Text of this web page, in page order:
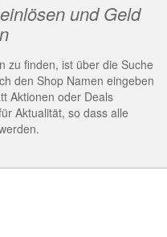
und Geld
zu finden, ist über die Suche
den Shop Namen eingeben
Aktionen oder Deals
Aktualität, so dass alle